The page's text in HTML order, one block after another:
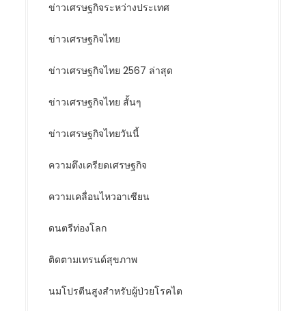
ข่าวเศรษฐกิจระหว่างประเทศ
ข่าวเศรษฐกิจไทย
ข่าวเศรษฐกิจไทย 2567 ล่าสุด
ข่าวเศรษฐกิจไทย สั้นๆ
ข่าวเศรษฐกิจไทยวันนี้
ความตึงเครียดเศรษฐกิจ
ความเคลื่อนไหวอาเซียน
ดนตรีท่องโลก
ติดตามเทรนด์สุขภาพ
นมโปรตีนสูงสำหรับผู้ป่วยโรคไต